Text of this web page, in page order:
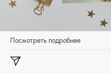
Посмотреть подробнее